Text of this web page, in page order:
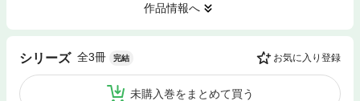
作品情報へ
シリーズ 全3冊 完結 お気に入り登録
未購入巻をまとめて買う